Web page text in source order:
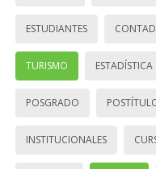
ESTUDIANTES
TURISMO ESTADÍSTICA
POSGRADO
INSTITUCIONALES